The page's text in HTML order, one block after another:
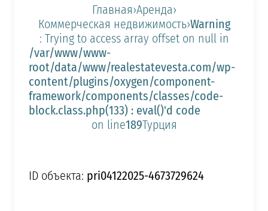
Главная›Аренда›
Коммерческая недвижимость›Warning
: Trying to access array offset on null in
/var/www/www-
root/data/www/realestatevesta.com/wp-
content/plugins/oxygen/component-
framework/components/classes/code-
block.class.php(133) : eval()'d code
on line189Турция
ID объекта: pri04122025-4673729624